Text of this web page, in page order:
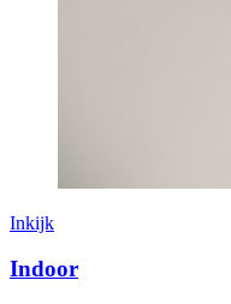
Inkijk
Indoor